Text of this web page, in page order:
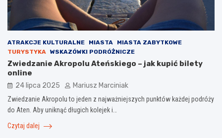
ATRAKCJE KULTURALNE MIASTA
MIASTA ZABYTKOWE
TURYSTYKA WSKAZÓWKI PODRÓŻNICZE
Zwiedzanie Akropolu Ateńskiego – jak kupić bilety
online
24 lipca 2025 Mariusz Marciniak
Zwiedzanie Akropolu to jeden z najważniejszych punktów każdej podróży
do Aten. Aby uniknąć długich kolejek i…
Czytaj dalej